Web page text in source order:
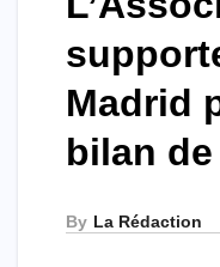
Madrid
bilan de
By La Rédaction